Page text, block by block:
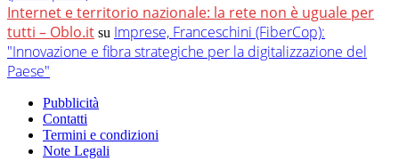
Internet e territorio nazionale: la rete non è uguale per
tutti – Oblo.it su Imprese, Franceschini (FiberCop):
"Innovazione e fibra strategiche per la digitalizzazione del
Paese"
Pubblicità
Contatti
Termini e condizioni
Note Legali